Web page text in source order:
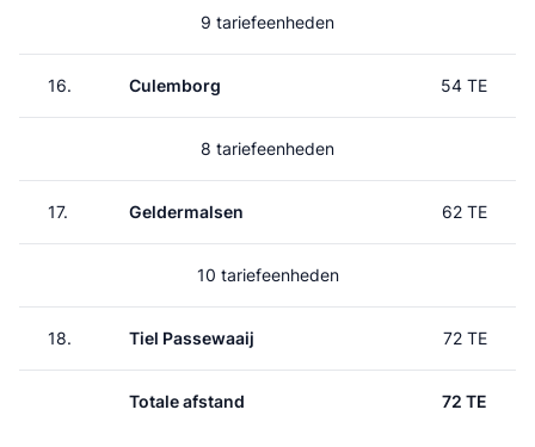
9 tariefeenheden
16. Culemborg 54 TE
8 tariefeenheden
17. Geldermalsen 62 TE
10 tariefeenheden
18. Tiel Passewaaij 72 TE
Totale afstand 72 TE